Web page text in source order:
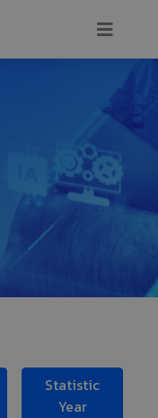
Statistic
Year